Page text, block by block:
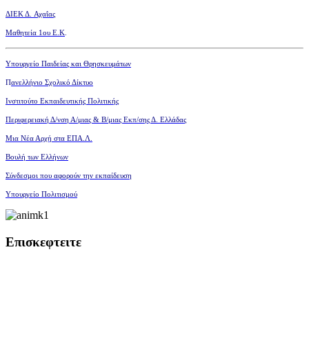
ΔΙΕΚ Δ. Αχαΐας
Μαθητεία 1ου Ε.Κ.
Υπουργείο Παιδείας και Θρησκευμάτων
Πανελλήνιο Σχολικό Δίκτυο
Ινστιτούτο Εκπαιδευτικής Πολιτικής
Περιφερειακή Δ/νση Α/μιας & Β/μιας Εκπ/σης Δ. Ελλάδας
Μια Νέα Αρχή στα ΕΠΑ.Λ.
Βουλή των Ελλήνων
Σύνδεσμοι που αφορούν την εκπαίδευση
Υπουργείο Πολιτισμού
Επισκεφτειτε